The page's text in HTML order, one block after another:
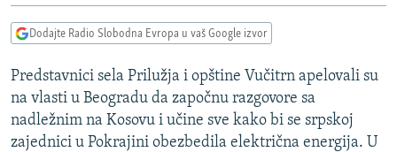
Pređite
na
VIDEO
FOTOGALERIJE
INFOGRAFIKE
PODCASTI
RAT U UKRAJINI
KINA NA BALKANU
RSE PRIČE IZ SVIJETA
Dodajte Radio Slobodna Evropa u vaš Google izvor
Predstavnici sela Prilužja i opštine Vučitrn apelovali su
na vlasti u Beogradu da započnu razgovore sa
nadležnim na Kosovu i učine sve kako bi se srpskoj
zajednici u Pokrajini obezbedila električna energija. U